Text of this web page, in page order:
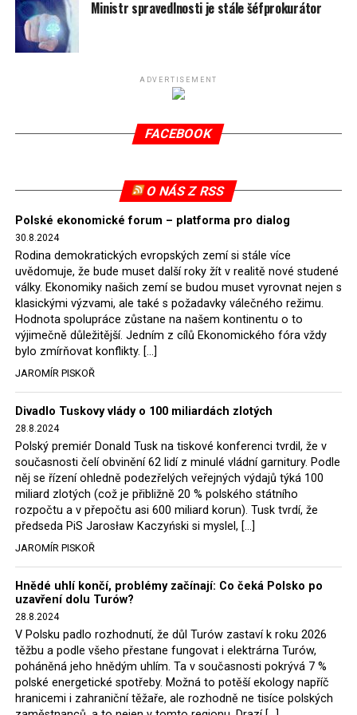
spotřeby.
Připomeňme, že ukončení těžby hnědého uhlí pro
(SDEU) v souvislosti se stížnostmi českých samospráv
verdiktem španělské soudkyně Rosario Silva de Lapureta
tomuto rozhodnutí nevyhověla, proto na žádost
2022, než byl tento případ z důvodu uzavření dohody
Polska s Českou republikou o odstranění příčin sporu o
důl Turów vymazán z rejstříku tribunálu. Celkem si
Polsko nechalo z přiznaných evropských fondů odečíst
asi 70 milionů eur na pokutách a 45 milionů eur
zaplatilo jako odškodnění České republice – ale jak důl,
tak elektrárna nadále fungovaly. Už tehdy zástupci
tehdejší opozice a dnes vládnoucí koalice, jako
místopředseda Občanské platformy (PO) Rafał
Hołownia, přímo řekli, že by se polská vláda měla
tomuto rozhodnutí podřídit.
Rozhodnutí polského ministra spravedlnosti jistě potěší
německé, české a polské ekology, ale i těžaře. Je těžké si
představit, že by o takové věci rozhodoval sám ministr
Bodnar. Musel získat politický souhlas vládnoucí koalice.
Stále jsou totiž platné argumenty Morawieckého vlády,
že důl i elektrárna jsou – kromě zabezpečování cca 7 %
polského energetického mixu – klíčovými podniky, spolu
se svými dceřinými společnostmi zaměstnávají cca pět
tisíc lidí. Navíc s činností dolu a elektrárny nepřímo
souvisí dalších několik desítek tisíc pracovních míst v
regionu. Zelená politika ale opět zvítězila.
Rozhodnutí polského ministra spravedlnosti jistě potěší
Ministr spravedlnosti je stále šéfprokurátor
ADVERTISEMENT
FACEBOOK
O NÁS Z RSS
Polské ekonomické forum – platforma pro dialog
30.8.2024
Rodina demokratických evropských zemí si stále více
uvědomuje, že bude muset další roky žít v realitě nové studené
války. Ekonomiky našich zemí se budou muset vyrovnat nejen s
klasickými výzvami, ale také s požadavky válečného režimu.
Hodnota spolupráce zůstane na našem kontinentu o to
výjimečně důležitější. Jedním z cílů Ekonomického fóra vždy
bylo zmírňovat konflikty. […]
JAROMÍR PISKOŘ
Divadlo Tuskovy vlády o 100 miliardách zlotých
28.8.2024
Polský premiér Donald Tusk na tiskové konferenci tvrdil, že v
současnosti čelí obvinění 62 lidí z minulé vládní garnitury. Podle
něj se řízení ohledně podezřelých veřejných výdajů týká 100
miliard zlotých (což je přibližně 20 % polského státního
rozpočtu a v přepočtu asi 600 miliard korun). Tusk tvrdí, že
předseda PiS Jarosław Kaczyński si myslel, […]
JAROMÍR PISKOŘ
Hnědé uhlí končí, problémy začínají: Co čeká Polsko po
uzavření dolu Turów?
28.8.2024
V Polsku padlo rozhodnutí, že důl Turów zastaví k roku 2026
těžbu a podle všeho přestane fungovat i elektrárna Turów,
poháněná jeho hnědým uhlím. Ta v současnosti pokrývá 7 %
polské energetické spotřeby. Možná to potěší ekology napříč
hranicemi i zahraniční těžaře, ale rozhodně ne tisíce polských